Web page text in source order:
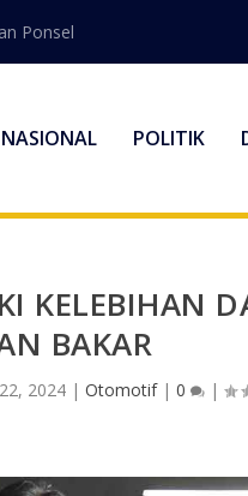
Ponsel
NASIONAL POLITIK
KELEBIHAN
BAKAR
2024 |Otomotif|0 |